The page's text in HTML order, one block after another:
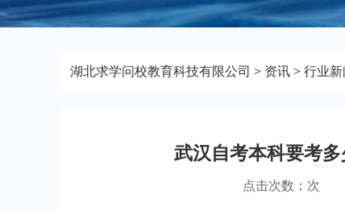
湖北求学问校教育科技有限公司 > 资讯 > 行业新
武汉自考本科要考
点击次数： 次